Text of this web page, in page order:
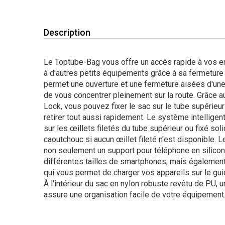
Description
Le Toptube-Bag vous offre un accès rapide à vos
à d'autres petits équipements grâce à sa
permet une ouverture et une fermeture aisées
de vous concentrer pleinement sur la route. Grâce
Lock, vous pouvez fixer le sac sur le tube
retirer tout aussi rapidement. Le système
sur les œillets filetés du tube supérieur ou fixé
caoutchouc si aucun œillet fileté n'est disponible.
non seulement un support pour téléphone en
différentes tailles de smartphones, mais
qui vous permet de charger vos appareils sur le
À l'intérieur du sac en nylon robuste revêtu de PU,
assure une organisation facile de votre équipement.